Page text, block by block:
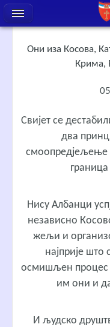
Они иза Косова,
Крима,
Свијет се
два
смоопредјељење
Нису Албанци
независно
жељи и
најприје што
осмишљен процес
им они и
И људско